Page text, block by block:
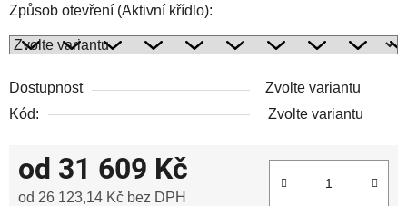
Způsob otevření (Aktivní křídlo):
Dostupnost
Zvolte variantu
Kód:
Zvolte variantu
od 31 609 Kč
od 26 123,14 Kč bez DPH